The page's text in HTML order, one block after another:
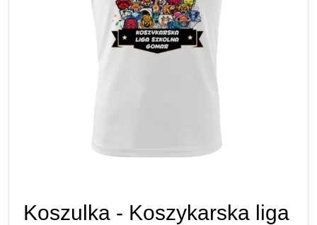
Koszulka - Koszykarska liga